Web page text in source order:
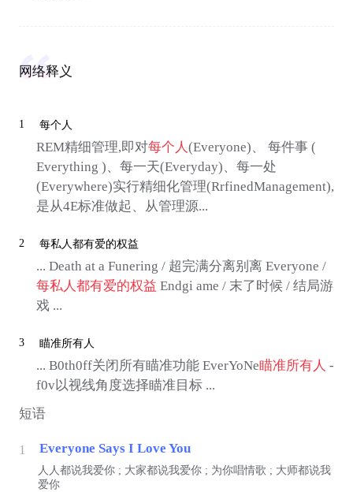
网络释义
1 每个人
REM精细管理,即对每个人(Everyone)、 每件事 (
Everything )、每一天(Everyday)、每一处
(Everywhere)实行精细化管理(RrfinedManagement),
是从4E标准做起、从管理源...
2 每私人都有爱的权益
... Death at a Funering / 超完满分离别离 Everyone /
每私人都有爱的权益 Endgi ame / 末了时候 / 结局游
戏 ...
3 瞄准所有人
... B0th0ff关闭所有瞄准功能 EverYoNe瞄准所有人 -
f0v以视线角度选择瞄准目标 ...
短语
1 Everyone Says I Love You
人人都说我爱你 ; 大家都说我爱你 ; 为你唱情歌 ; 大师都说我
爱你